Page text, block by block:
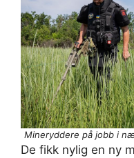
Mineryddere på jobb i
De fikk nylig en ny